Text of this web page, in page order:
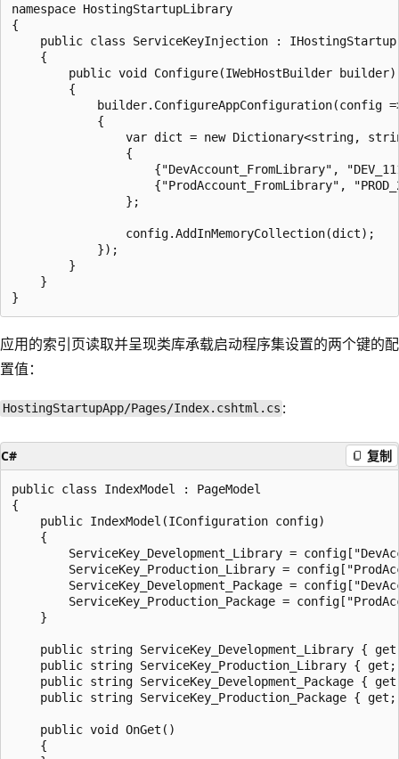
namespace HostingStartupLibrary
{
    public class ServiceKeyInjection : IHostingStartup
    {
        public void Configure(IWebHostBuilder builder)
        {
builder.ConfigureAppConfiguration(config
            {
var dict = new Dictionary<string,
                {
{"DevAccount_FromLibrary",
{"ProdAccount_FromLibrary",
                };
                config.AddInMemoryCollection(dict);
            });
        }
    }
应用的索引页读取并呈现类库承载启动程序集设置的两个键的配
置值：
HostingStartupApp/Pages/Index.cshtml.cs :
C# 复制
public class IndexModel : PageModel
{
    public IndexModel(IConfiguration config)
    {
ServiceKey_Development_Library =
ServiceKey_Production_Library =
ServiceKey_Development_Package =
ServiceKey_Production_Package =
    }
public string ServiceKey_Development_Library {
public string ServiceKey_Production_Library {
public string ServiceKey_Development_Package {
public string ServiceKey_Production_Package {
    public void OnGet()
    {